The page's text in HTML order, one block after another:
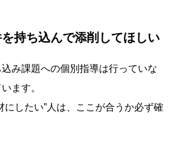
持ち込んで添削してほしい
み課題への個別指導は行っていな
ます。
にしたい”人は、ここが合うか必ず確